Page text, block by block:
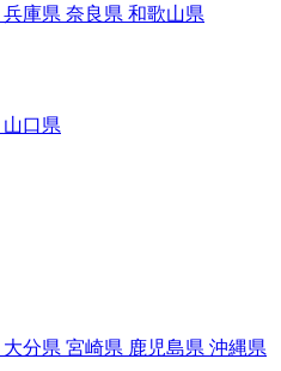
兵庫県 奈良県 和歌山県
山口県
大分県 宮崎県 鹿児島県 沖縄県